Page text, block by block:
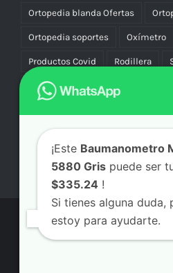
Ortopedia blanda Ofertas
Ortopedia soportes Oxímetro
Productos Covid Rodillera
Uniforme Uniformes
© Copyright
¡Este Baumanometro
5880 Gris puede ser
$335.24 !
Si tienes alguna duda,
estoy para ayudarte.